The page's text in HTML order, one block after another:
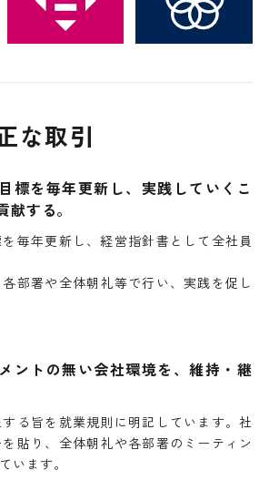
な取引
標を毎年更新し、実践していくこ
献する。
毎年更新し、経営指針書として全社員
部署や全体朝礼等で行い、実践を促し
ントの無い会社環境を、維持・継
る旨を就業規則に明記しています。社
貼り、全体朝礼や各部署のミーティン
います。